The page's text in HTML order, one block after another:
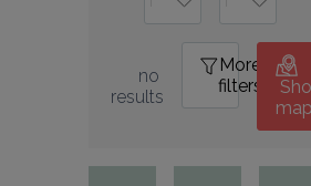
no
results
More
filters
map